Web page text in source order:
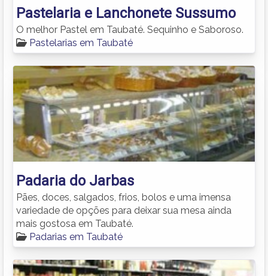
Pastelaria e Lanchonete Sussumo
O melhor Pastel em Taubaté. Sequinho e Saboroso.
Pastelarias em Taubaté
Padaria do Jarbas
Pães, doces, salgados, frios, bolos e uma imensa
variedade de opções para deixar sua mesa ainda
mais gostosa em Taubaté.
Padarias em Taubaté